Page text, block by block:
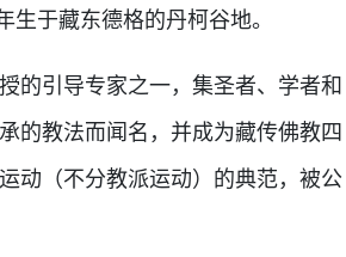
于藏东德格的丹柯谷地。
引导专家之一，集圣者、学者和
的教法而闻名，并成为藏传佛教四
动（不分教派运动）的典范，被公